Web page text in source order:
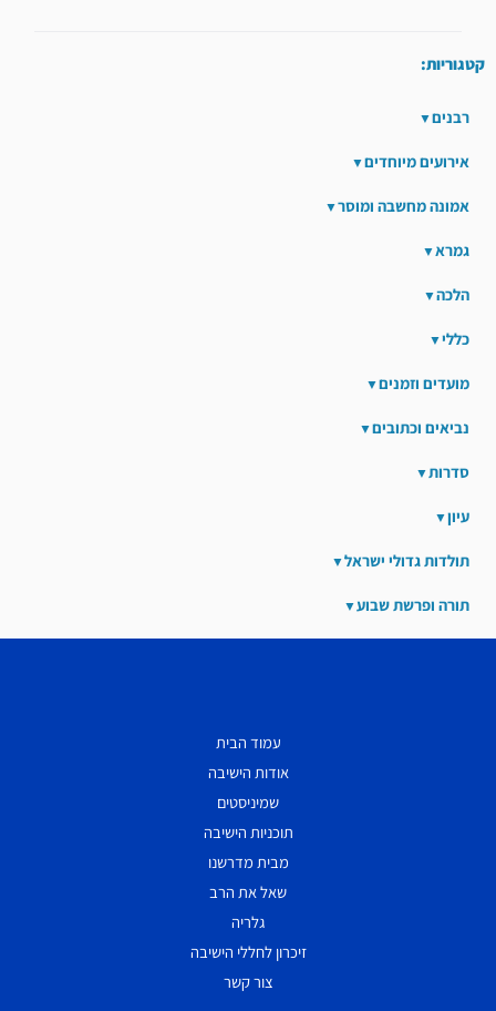
קטגוריות:
רבנים
אירועים מיוחדים
אמונה מחשבה ומוסר
גמרא
הלכה
כללי
מועדים וזמנים
נביאים וכתובים
סדרות
עיון
תולדות גדולי ישראל
תורה ופרשת שבוע
עמוד הבית
אודות הישיבה
שמיניסטים
תוכניות הישיבה
מבית מדרשנו
שאל את הרב
גלריה
זיכרון לחללי הישיבה
צור קשר